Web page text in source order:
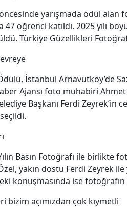
yarışmada ödül alan
47 öğrenci katıldı. 2025
Türkiye Güzellikleri
Ödülü, İstanbul Arnavutköy’de
Ajansı foto muhabiri
Başkanı Ferdi Zeyrek’in
Basın Fotoğrafı ile
yakın dostu Ferdi Zeyrek
konuşmasında ise fotoğrafın
bizim açımızdan çok kıymetli